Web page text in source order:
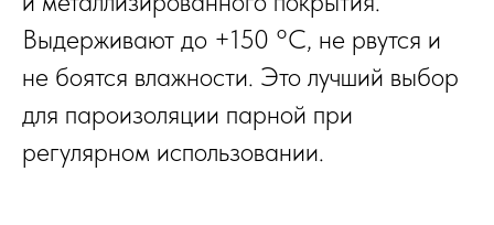
Выдерживают до +150 °C, не рвутся и
не боятся влажности. Это лучший выбор
для пароизоляции парной при
регулярном использовании.